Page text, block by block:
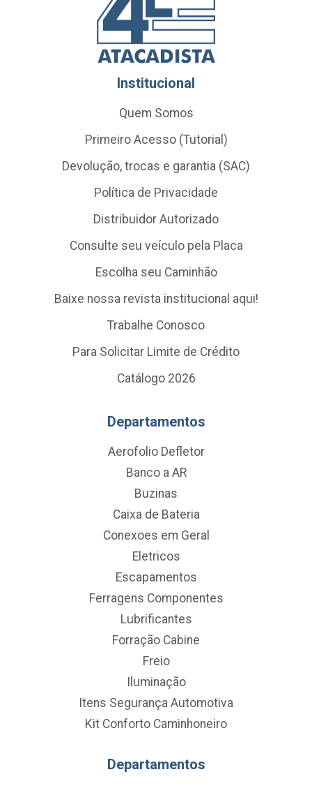
Institucional
Quem Somos
Primeiro Acesso (Tutorial)
Devolução, trocas e garantia (SAC)
Política de Privacidade
Distribuidor Autorizado
Consulte seu veículo pela Placa
Escolha seu Caminhão
Baixe nossa revista institucional aqui!
Trabalhe Conosco
Para Solicitar Limite de Crédito
Catálogo 2026
Departamentos
Aerofolio Defletor
Banco a AR
Buzinas
Caixa de Bateria
Conexoes em Geral
Eletricos
Escapamentos
Ferragens Componentes
Lubrificantes
Forração Cabine
Freio
Iluminação
Itens Segurança Automotiva
Kit Conforto Caminhoneiro
Departamentos